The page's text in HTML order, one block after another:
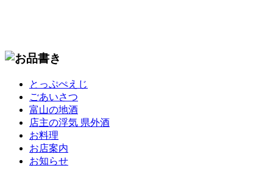
とっぷぺえじ
ごあいさつ
富山の地酒
店主の浮気 県外酒
お料理
お店案内
お知らせ